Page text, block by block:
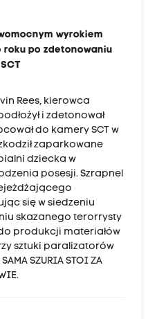
wyrokiem
roku po zdetonowaniu
Rees, kierowca
i zdetonował
do kamery SCT w
zaparkowane
dziecka w
posesji. Szrapnel
się w siedzeniu
skazanego terorrysty
produkcji materiałów
sztuki paralizatorów
SZURIA STOI ZA